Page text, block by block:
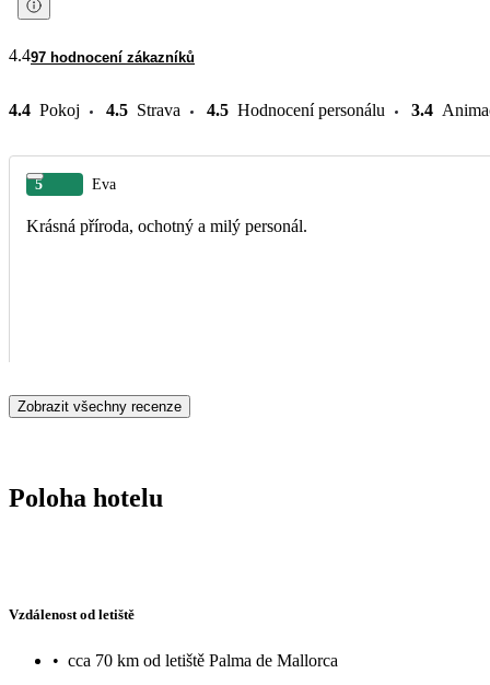
4.497 hodnocení zákazníků
4.4 Pokoj 4.5 Strava 4.5 Hodnocení personálu 3.4
5 Eva
Krásná příroda, ochotný a milý personál.
Zobrazit všechny recenze
Poloha hotelu
Vzdálenost od letiště
• cca 70 km od letiště Palma de Mallorca